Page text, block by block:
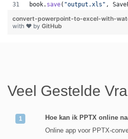
book. save( "output.xls" ,
convert-powerpoint-to-excel-with-
with ❤ by GitHub
Veel Gestelde
Hoe kan ik PPTX online
Online app voor PPTX-